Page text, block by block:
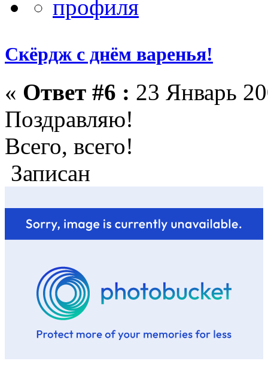
Скёрдж с днём варенья!
« Ответ #6 : 23 Январь
Поздравляю!
Всего, всего!
Записан